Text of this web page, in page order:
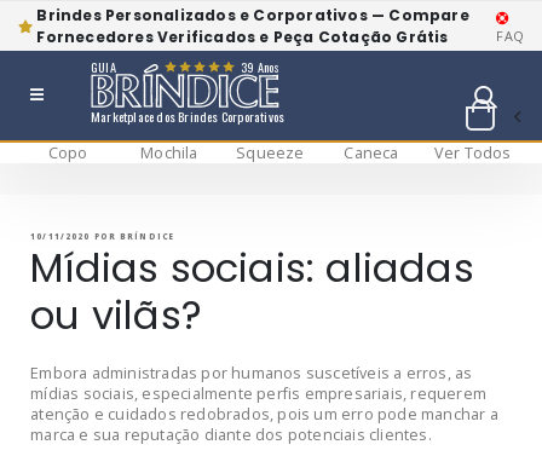
Brindes Personalizados e Corporativos — Compare
Fornecedores Verificados e Peça Cotação Grátis
FAQ
Marketplace dos Brindes Corporativos
GUIA 39 Anos
Copo Mochila Squeeze Caneca
Ver Todos
conteúdo
PUBLICADO
10/11/2020 PORBRÍNDICE
Mídias sociais: aliadas
ou vilãs?
Embora administradas por humanos suscetíveis a erros, as
mídias sociais, especialmente perfis empresariais, requerem
atenção e cuidados redobrados, pois um erro pode manchar a
marca e sua reputação diante dos potenciais clientes.